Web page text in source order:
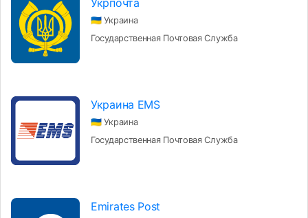
Укрпочта
🇺🇦 Украина
Государственная Почтовая Служба
Украина EMS
🇺🇦 Украина
Государственная Почтовая Служба
Emirates Post